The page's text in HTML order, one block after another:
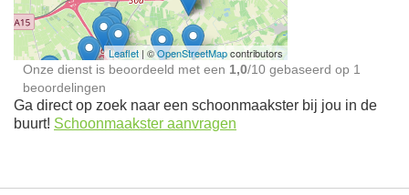
Leaflet | ©OpenStreetMapcontributors
Onze dienst is beoordeeld met een 1,0/10 gebaseerd op 1
beoordelingen
Ga direct op zoek naar een schoonmaakster bij jou in de
buurt! Schoonmaakster aanvragen